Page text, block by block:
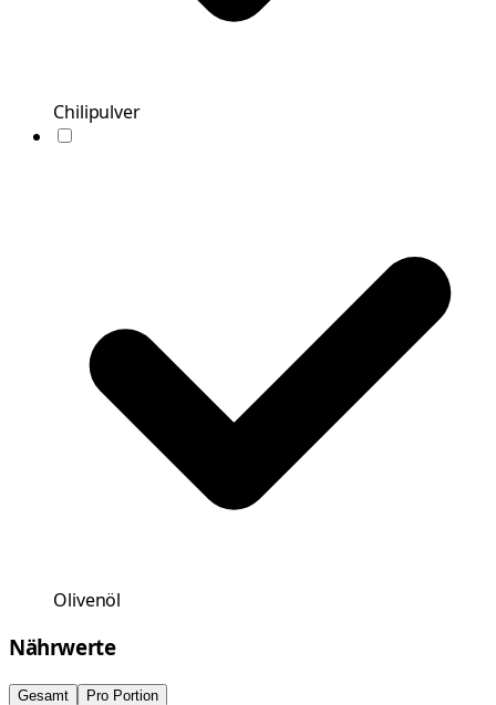
Chilipulver
Olivenöl
Nährwerte
Gesamt
Pro Portion